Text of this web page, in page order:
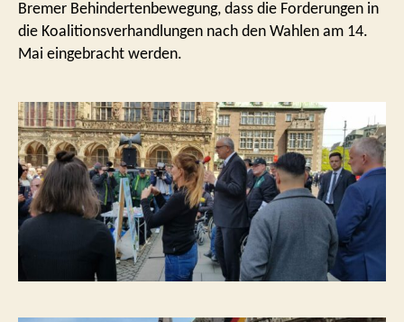
Bremer Behindertenbewegung, dass die Forderungen in
die Koalitionsverhandlungen nach den Wahlen am 14.
Mai eingebracht werden.